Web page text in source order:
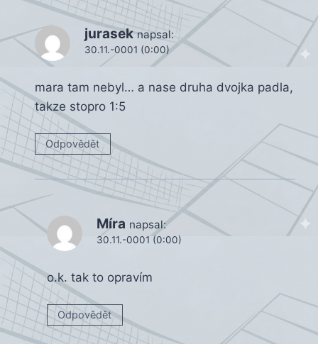
jurasek napsal:
30.11.-0001 (0:00)
mara tam nebyl… a nase druha dvojka padla,
takze stopro 1:5
Odpovědět
Míra napsal:
30.11.-0001 (0:00)
o.k. tak to opravím
Odpovědět